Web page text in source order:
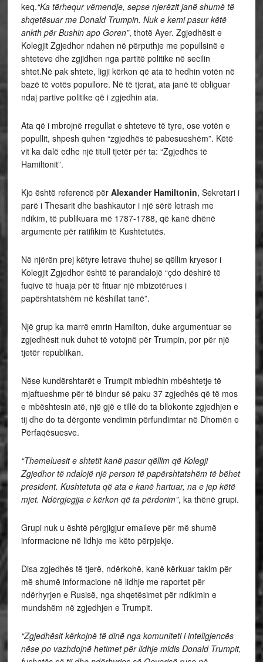
keq.“Ka tërhequr vëmendje, sepse njerëzit janë shumë të
shqetësuar me Donald Trumpin. Nuk e kemi pasur këtë
ankth për Bushin apo Goren”, thotë Ayer. Zgjedhësit e
Kolegjit Zgjedhor ndahen në përputhje me popullsinë e
shteteve dhe zgjidhen nga partitë politike në secilin
shtet.Në pak shtete, ligji kërkon që ata të hedhin votën në
bazë të votës popullore. Në të tjerat, ata janë të obliguar
ndaj partive politike që i zgjedhin ata.
Ata që i mbrojnë rregullat e shteteve të tyre, ose votën e
popullit, shpesh quhen “zgjedhës të pabesueshëm”. Këtë
vit ka dalë edhe një titull tjetër për ta: “Zgjedhës të
Hamiltonit”.
Kjo është referencë për Alexander Hamiltonin, Sekretari i
parë i Thesarit dhe bashkautor i një sërë letrash me
ndikim, të publikuara më 1787-1788, që kanë dhënë
argumente për ratifikim të Kushtetutës.
Në njërën prej këtyre letrave thuhej se qëllim kryesor i
Kolegjit Zgjedhor është të parandalojë “çdo dëshirë të
fuqive të huaja për të fituar një mbizotërues i
papërshtatshëm në këshillat tanë”.
Një grup ka marrë emrin Hamilton, duke argumentuar se
zgjedhësit nuk duhet të votojnë për Trumpin, por për një
tjetër republikan.
Nëse kundërshtarët e Trumpit mbledhin mbështetje të
mjaftueshme për të bindur së paku 37 zgjedhës që të mos
e mbështesin atë, një gjë e tillë do ta bllokonte zgjedhjen e
tij dhe do ta dërgonte vendimin përfundimtar në Dhomën e
Përfaqësuesve.
“Themeluesit e shtetit kanë pasur qëllim që Kolegji
Zgjedhor të ndalojë një person të papërshtatshëm të bëhet
president. Kushtetuta që ata e kanë hartuar, na e jep këtë
mjet. Ndërgjegjja e kërkon që ta përdorim”, ka thënë grupi.
Grupi nuk u është përgjigjur emaileve për më shumë
informacione në lidhje me këto përpjekje.
Disa zgjedhës të tjerë, ndërkohë, kanë kërkuar takim për
më shumë informacione në lidhje me raportet për
ndërhyrjen e Rusisë, nga shqetësimet për ndikimin e
mundshëm në zgjedhjen e Trumpit.
“Zgjedhësit kërkojnë të dinë nga komuniteti i inteligjencës
nëse po vazhdojnë hetimet për lidhje midis Donald Trumpit,